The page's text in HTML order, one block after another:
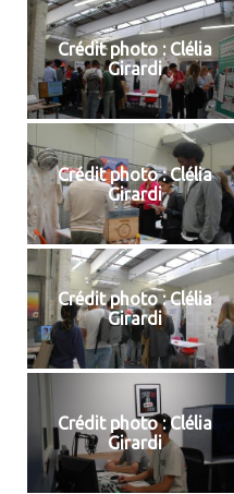
Crédit photo : Clélia
Girardi
Crédit photo : Clélia
Girardi
Crédit photo : Clélia
Girardi
Crédit photo : Clélia
Girardi